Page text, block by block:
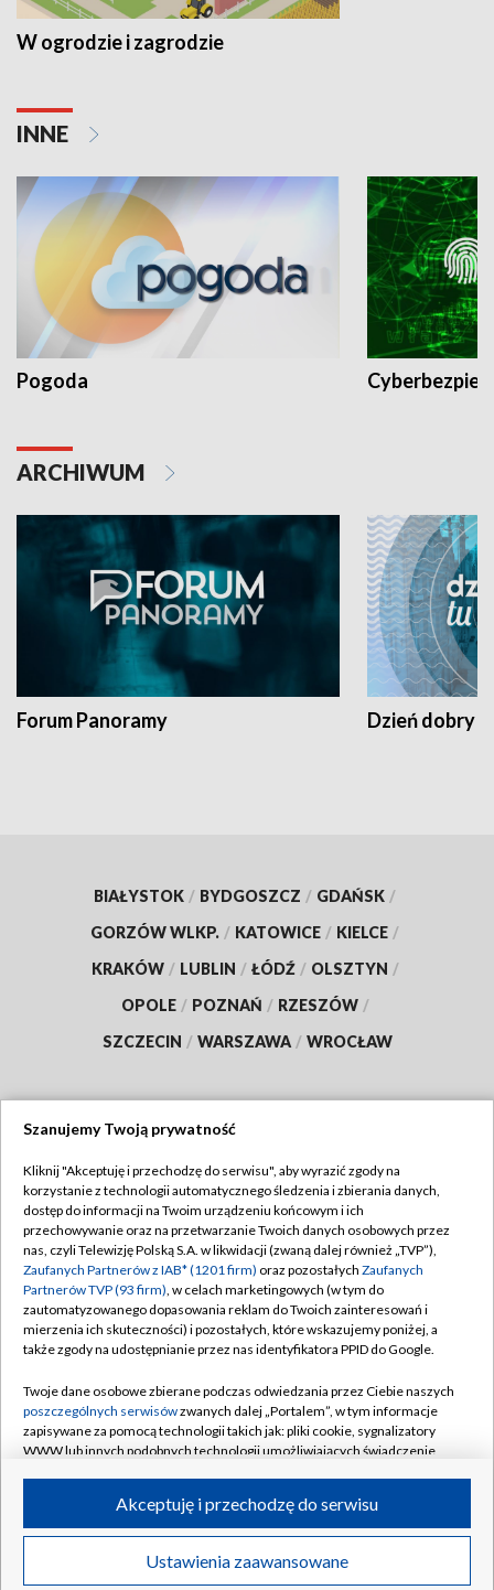
W ogrodzie i zagrodzie
INNE
Pogoda
ARCHIWUM
Forum Panoramy Dzień dobry
BIAŁYSTOK / BYDGOSZCZ / GDAŃSK /
GORZÓW WLKP. / KATOWICE / KIELCE /
KRAKÓW / LUBLIN / ŁÓDŹ / OLSZTYN /
OPOLE / POZNAŃ / RZESZÓW /
SZCZECIN / WARSZAWA / WROCŁAW
TVP
Abonament TVP
Emisja w TVP
Centrum informacji TVP
Naziemna Telewizja Cyfrowa
Rada Programowa
System NOS
Informacje o nadawcy
Program dla prasy
Ogłoszenie przetargowe
Regulamin TVP
Polityka prywatności
Moje zgody
Pomoc
Kontakt
Kanały
©2026 Telewizja Polska S.A. w likwidacji
Szanujemy Twoją prywatność
Kliknij "Akceptuję i przechodzę do serwisu", aby wyrazić zgody na
korzystanie z technologii automatycznego śledzenia i zbierania danych,
dostęp do informacji na Twoim urządzeniu końcowym i ich
przechowywanie oraz na przetwarzanie Twoich danych osobowych przez
nas, czyli Telewizję Polską S.A. w likwidacji (zwaną dalej również „TVP”),
Zaufanych Partnerów z IAB* (1201 firm) oraz pozostałych Zaufanych
Partnerów TVP (93 firm), w celach marketingowych (w tym do
zautomatyzowanego dopasowania reklam do Twoich zainteresowań i
mierzenia ich skuteczności) i pozostałych, które wskazujemy poniżej, a
także zgody na udostępnianie przez nas identyfikatora PPID do Google.
Twoje dane osobowe zbierane podczas odwiedzania przez Ciebie naszych
poszczególnych serwisówzwanych dalej „Portalem”, w tym informacje
zapisywane za pomocą technologii takich jak: pliki cookie, sygnalizatory
WWW lub innych podobnych technologii umożliwiających świadczenie
ruchu w Internecie.
Twoje dane osobowe zbierane podczas odwiedzania przez Ciebie
poszczególnych serwisówna Portalu, takie jak adresy IP, identyfikatory
Ustawienia zaawansowane
Akceptuję i przechodzę do serwisu